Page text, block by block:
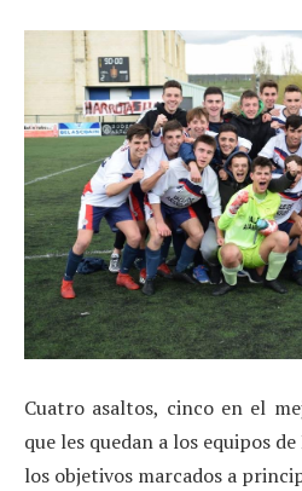
Cuatro asaltos, cinco en el
que les quedan a los equipos
los objetivos marcados a